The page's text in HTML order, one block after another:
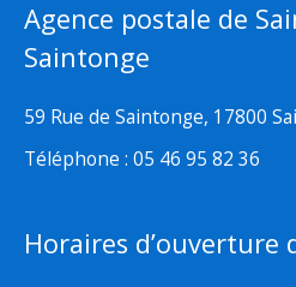
Agence postale de
Saintonge
59 Rue de Saintonge, 17800
Téléphone : 05 46 95 82 36
Horaires d’ouverture